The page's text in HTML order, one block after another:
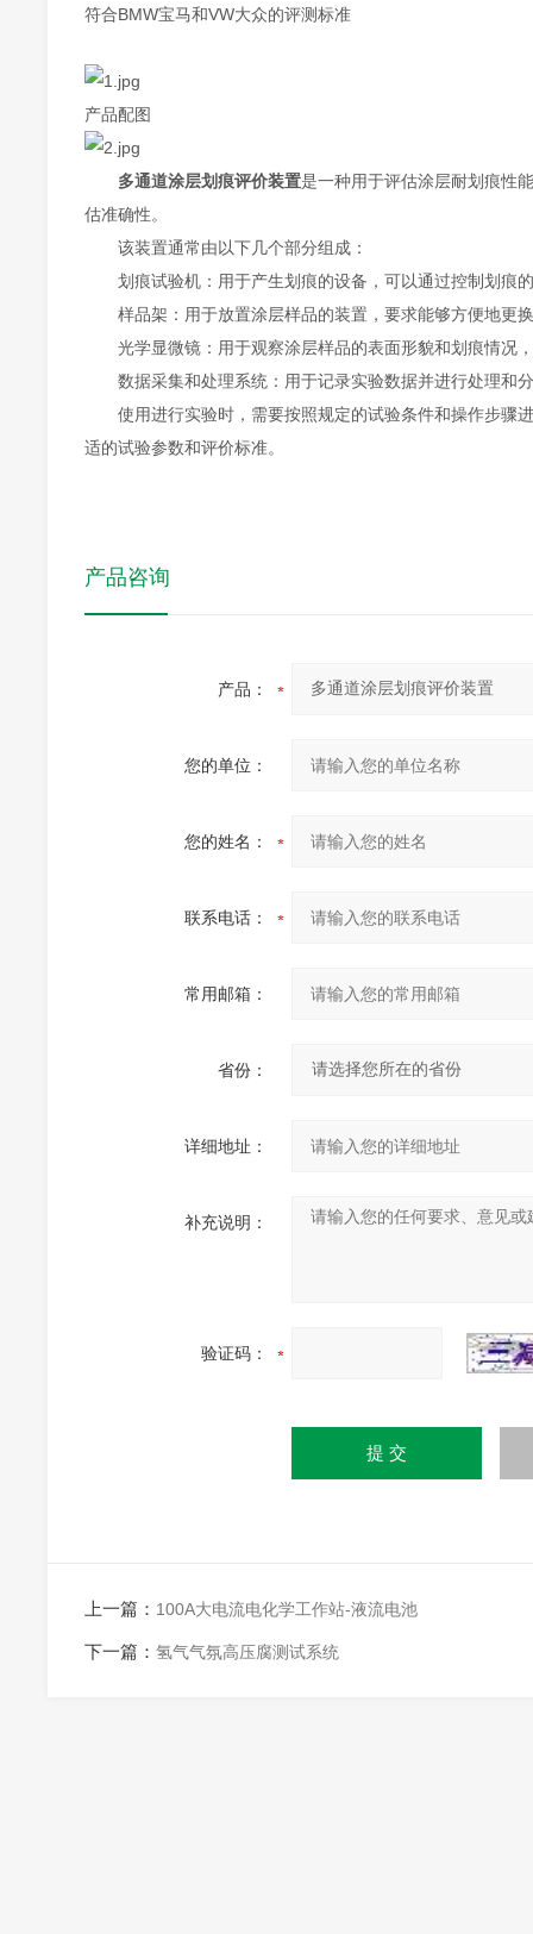
符合BMW宝马和VW大众的评测标准
产品配图
多通道涂层划痕评价装置是一种用于评估涂层耐划痕性
估准确性。
该装置通常由以下几个部分组成：
划痕试验机：用于产生划痕的设备，可以通过控制划痕
样品架：用于放置涂层样品的装置，要求能够方便地更
光学显微镜：用于观察涂层样品的表面形貌和划痕情况
数据采集和处理系统：用于记录实验数据并进行处理和
使用进行实验时，需要按照规定的试验条件和操作步骤进
适的试验参数和评价标准。
产品咨询
产品：
您的单位：
您的姓名：
联系电话：
常用邮箱：
省份：
详细地址：
补充说明：
验证码：
上一篇： 100A大电流电化学工作站-液流电池
下一篇： 氢气气氛高压腐测试系统